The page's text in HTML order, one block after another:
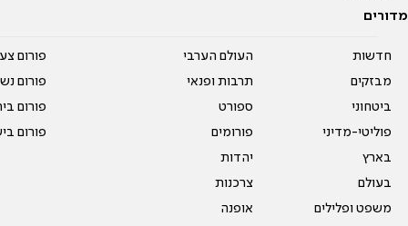
מדורים
חדשות
מבזקים
ביטחוני
פוליטי-מדיני
בארץ
בעולם
משפט ופלילים
העולם הערבי
תרבות ופנאי
ספורט
פורומים
יהדות
צרכנות
אופנה
פורום
פורום
פורום
פורום